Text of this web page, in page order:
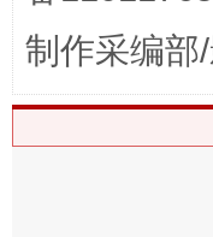
制作采编部